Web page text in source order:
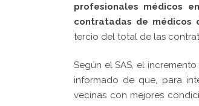
profesionales médicos
contratadas de médicos
tercio del total de las
Según el SAS, el
informado de que, para
vecinas con mejores